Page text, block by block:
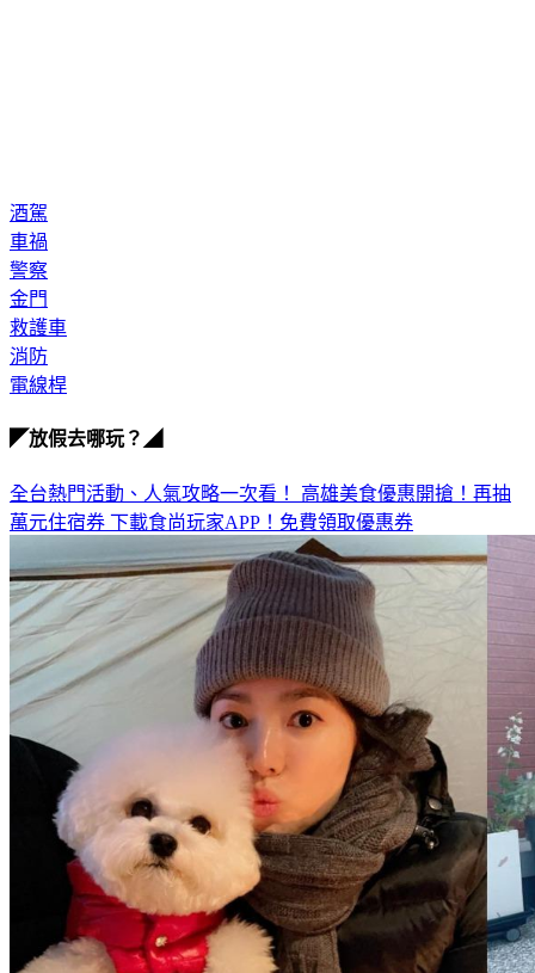
酒駕
車禍
警察
金門
救護車
消防
電線桿
◤放假去哪玩？◢
全台熱門活動、人氣攻略一次看！ 高雄美食優惠開搶！再抽
萬元住宿券 下載食尚玩家APP！免費領取優惠券